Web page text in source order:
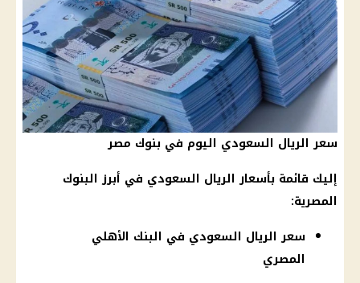
سعر الريال السعودي اليوم في بنوك مصر
إليك قائمة بأسعار الريال السعودي في أبرزالبنوك
المصرية:
سعر الريال السعودي في البنك الأهلي
المصري